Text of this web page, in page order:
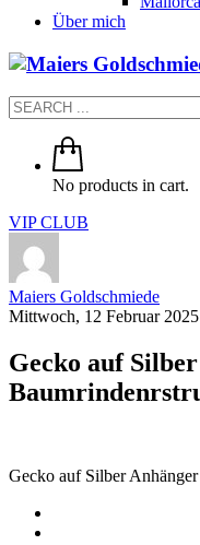
Über mich
No products in cart.
VIP CLUB
Maiers Goldschmiede
Mittwoch, 12 Februar 2025
Gecko auf
Gecko auf Silber